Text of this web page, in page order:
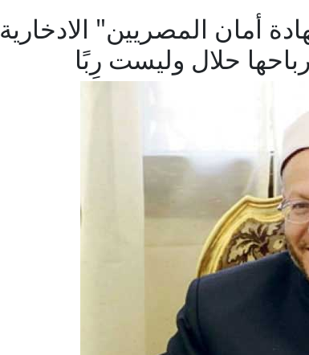
أمان المصريين" الادخارية
حلال وليست رِبًا